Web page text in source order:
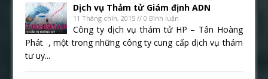
Dịch vụ Thảm tử Giám định ADN
11 Tháng chín, 2015 // 0 Bình luận
Công ty dịch vụ thám tử HP – Tân Hoàng
Phát , một trong những công ty cung cấp dịch vụ thám
tư uy...